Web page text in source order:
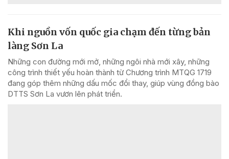
Khi nguồn vốn quốc gia chạm đến từng bản
làng Sơn La
Những con đường mới mở, những ngôi nhà mới xây, những
công trình thiết yếu hoàn thành từ Chương trình MTQG 1719
đang góp thêm những dấu mốc đổi thay, giúp vùng đồng bào
DTTS Sơn La vươn lên phát triển.